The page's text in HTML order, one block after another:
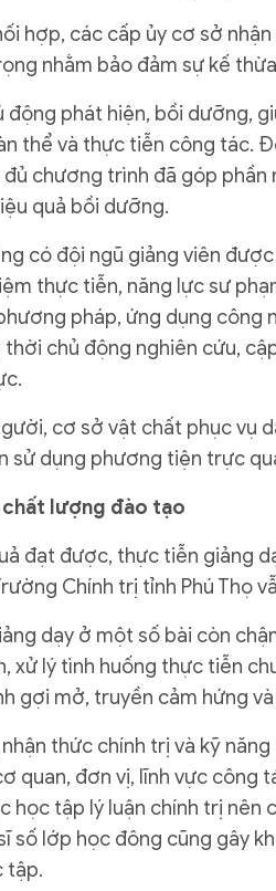
hợp, các cấp ủy cơ sở
nhằm bảo đảm sự kế
phát hiện, bồi dưỡng,
thể và thực tiễn công tác.
chương trình đã góp
quả bồi dưỡng.
có đội ngũ giảng viên
thực tiễn, năng lực sư
pháp, ứng dụng công
chủ động nghiên cứu,
cơ sở vật chất phục vụ
sử dụng phương tiện trực
lượng đào tạo
đạt được, thực tiễn giảng
Chính trị tỉnh Phú Thọ
dạy ở một số bài còn
xử lý tình huống thực tiễn
gợi mở, truyền cảm hứng
thức chính trị và kỹ
quan, đơn vị, lĩnh vực công
học tập lý luận chính trị
số lớp học đông cũng gây
tập.